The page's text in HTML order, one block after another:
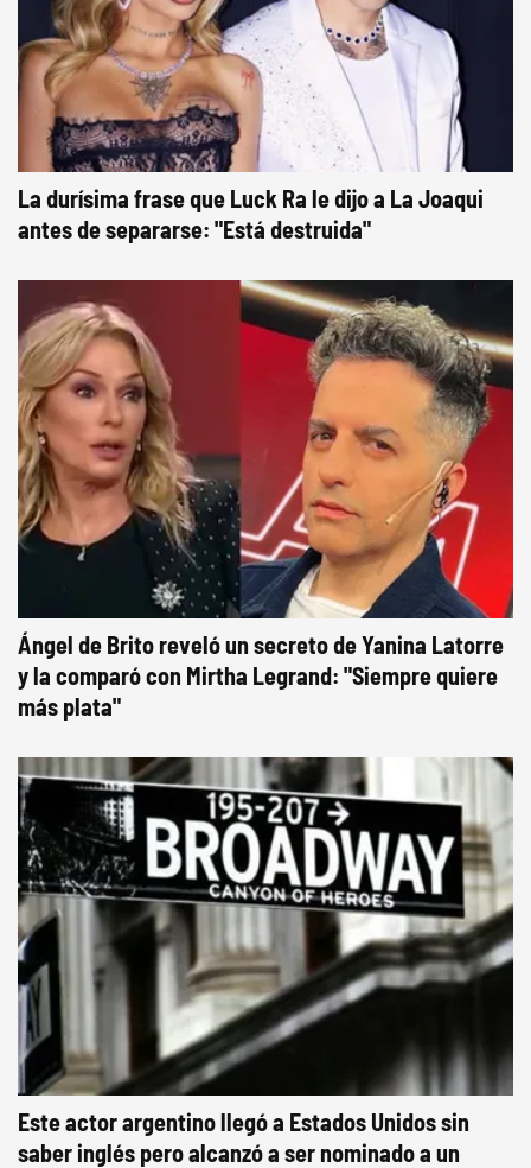
La durísima frase que Luck Ra le dijo a La Joaqui
antes de separarse: "Está destruida"
Ángel de Brito reveló un secreto de Yanina Latorre
y la comparó con Mirtha Legrand: "Siempre quiere
más plata"
Este actor argentino llegó a Estados Unidos sin
saber inglés pero alcanzó a ser nominado a un